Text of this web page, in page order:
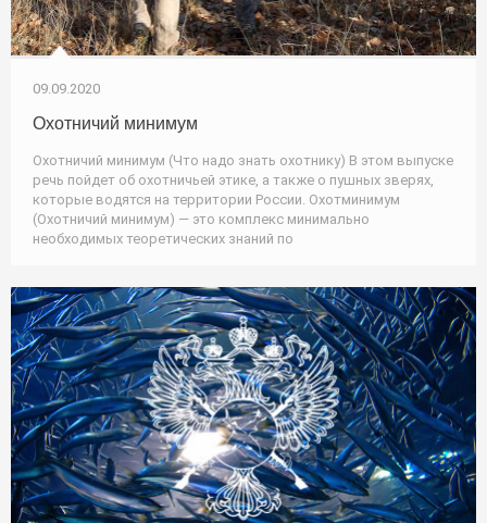
09.09.2020
Охотничий минимум
Охотничий минимум (Что надо знать охотнику) В этом выпуске
речь пойдет об охотничьей этике, а также о пушных зверях,
которые водятся на территории России. Охотминимум
(Охотничий минимум) — это комплекс минимально
необходимых теоретических знаний по